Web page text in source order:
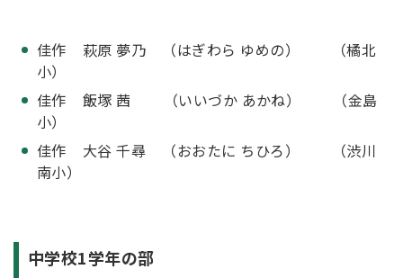
佳作 萩原 夢乃 （はぎわら ゆめの） （橘北
小）
佳作 飯塚 茜 （いいづか あかね） （金島
小）
佳作 大谷 千尋 （おおたに ちひろ） （渋川
南小）
中学校1学年の部